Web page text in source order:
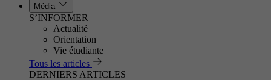
Média
S’INFORMER
Actualité
Orientation
Vie étudiante
Tous les articles
DERNIERS ARTICLES